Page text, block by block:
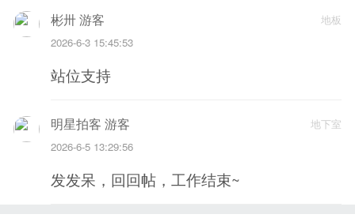
地板
彬卅 游客
2026-6-3 15:45:53
站位支持
地下室
明星拍客 游客
2026-6-5 13:29:56
发发呆，回回帖，工作结束~